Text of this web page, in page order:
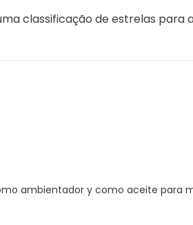
classificação de estrelas para
ambientador y como aceite para